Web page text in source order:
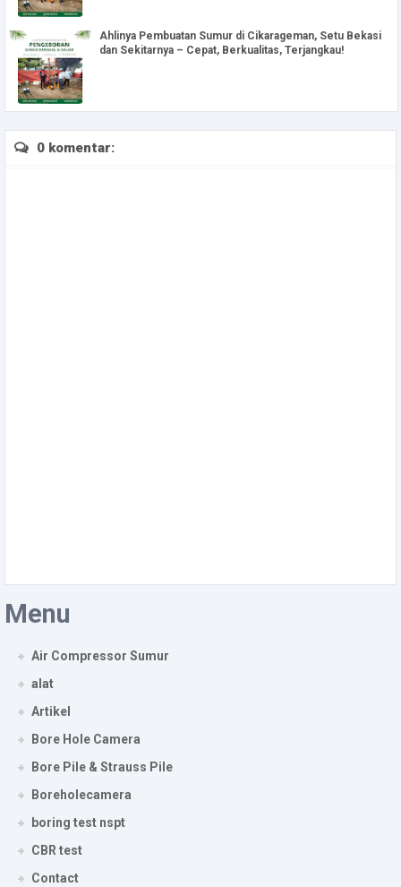
Ahlinya Pembuatan Sumur di Cikarageman, Setu Bekasi
dan Sekitarnya – Cepat, Berkualitas, Terjangkau!
0 komentar:
Menu
Air Compressor Sumur
alat
Artikel
Bore Hole Camera
Bore Pile & Strauss Pile
Boreholecamera
boring test nspt
CBR test
Contact